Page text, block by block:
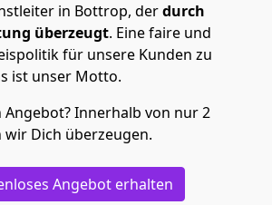
in Bottrop, derdurch
überzeugt. Eine faire und
für unsere Kunden zu
ist unser Motto.
Angebot? Innerhalb von nur 2
Dich überzeugen.
Angebot erhalten